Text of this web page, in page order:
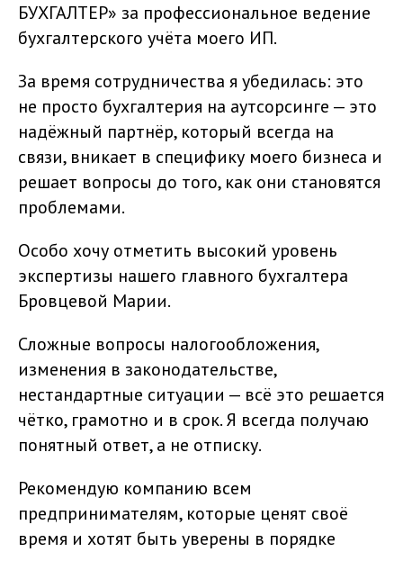
БУХГАЛТЕР» за профессиональное ведение
бухгалтерского учёта моего ИП.
За время сотрудничества я убедилась: это
не просто бухгалтерия на аутсорсинге — это
надёжный партнёр, который всегда на
связи, вникает в специфику моего бизнеса и
решает вопросы до того, как они становятся
проблемами.
Особо хочу отметить высокий уровень
экспертизы нашего главного бухгалтера
Бровцевой Марии.
Сложные вопросы налогообложения,
изменения в законодательстве,
нестандартные ситуации — всё это решается
чётко, грамотно и в срок. Я всегда получаю
понятный ответ, а не отписку.
Рекомендую компанию всем
предпринимателям, которые ценят своё
время и хотят быть уверены в порядке